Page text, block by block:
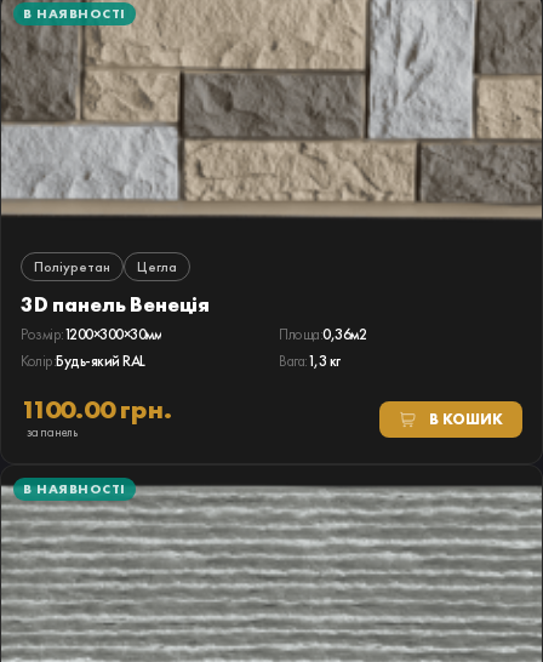
В НАЯВНОСТІ
Поліуретан Цегла
3D панель Венеція
Розмір:1200×300×30мм Площа:0,36м2
Колір:Будь-який RAL Вага:1,3 кг
1100.00 грн.
за панель
В КОШИК
В НАЯВНОСТІ